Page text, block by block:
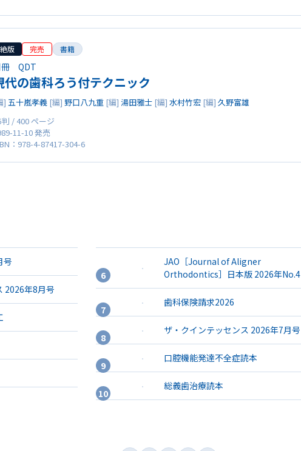
絶版 完売 書籍
冊 QDT
代の歯科ろう付テクニック
] 五十嵐孝義 [編] 野口八九重 [編] 湯田雅士 [編] 水村竹宏 [編] 久野富雄
判 / 400 ページ
11-10 発売
：978-4-87417-304-6
号
2026年8月号
JAO［Journal of Aligner
Orthodontics］日本版 2026年No.4
歯科保険請求2026
ザ・クインテッセンス 2026年7月号
口腔機能発達不全症読本
総義歯治療読本